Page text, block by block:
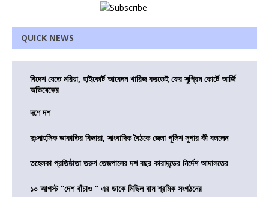
QUICK NEWS
বিদেশ যেতে মরিয়া, হাইকোর্ট আবেদন খারিজ করতেই ফের সুপ্রিম কোর্টে আর্জি
অভিষেকের
দশে দশ
দুঃসাহসিক ডাকাতির কিনারা, সাংবাদিক বৈঠকে জেলা পুলিশ সুপার কী বললেন
তহেলকা প্রতিষ্ঠাতা তরুণ তেজপালের দশ বছর কারাদন্ডের নির্দেশ আদালতের
১০ আগস্ট “দেশ বাঁচাও ” এর ডাকে মিছিল বাম শ্রমিক সংগঠনের